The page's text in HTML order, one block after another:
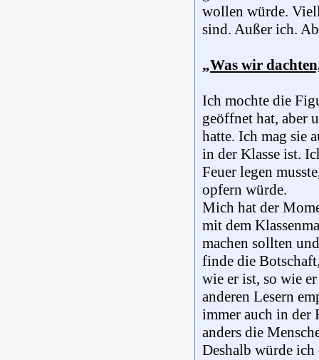
wollen würde.
sind. Außer ich.
„Was wir
Ich mochte die
geöffnet hat, aber
hatte. Ich mag sie
in der Klasse ist.
Feuer legen
opfern würde.
Mich hat der
mit dem
machen sollten
finde die
wie er ist, so wie
anderen Lesern
immer auch in der
anders die
Deshalb würde ich